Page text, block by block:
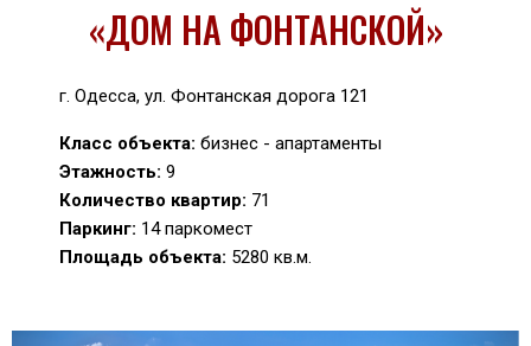
«ДОМ НА ФОНТАНСКОЙ»
г. Одесса, ул. Фонтанская дорога 121
Класс объекта: бизнес - апартаменты
Этажность: 9
Количество квартир: 71
Паркинг: 14 паркомест
Площадь объекта: 5280 кв.м.